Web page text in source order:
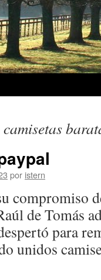
camisetas
por istern
compromiso
de Tomás
para
unidos